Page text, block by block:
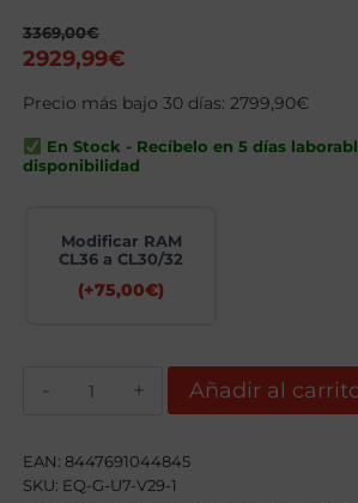
3369,00€
El
original
era:
3369,00€.
2929,99€
actual
es:
2929,99€.
Precio más bajo 30 días:2799,90€
En Stock - Recíbelo en 5 días
disponibilidad
Modificar RAM
CL36 a CL30/32
(+75,00€)
Core
Ultra
7
Añadir al
EAN:8447691044845
SKU: EQ-G-U7-V29-1